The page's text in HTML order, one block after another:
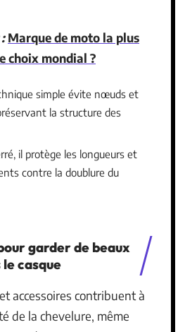
Marque de moto la plus
choix mondial ?
simple évite nœuds et
la structure des
il protège les longueurs et
contre la doublure du
garder de beaux
le casque
accessoires contribuent à
de la chevelure, même